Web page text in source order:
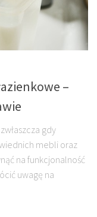
–
gdy
mebli oraz
na funkcjonalność
uwagę na